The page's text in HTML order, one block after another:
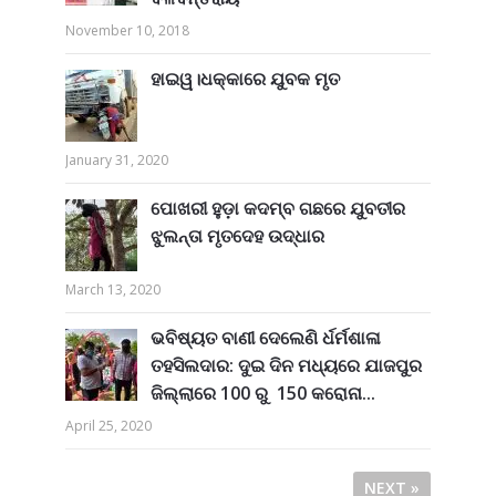
November 10, 2018
ହାଇୱ।ଧକ୍କାରେ ଯୁବକ ମୃତ
January 31, 2020
ପୋଖରୀ ହୁଡ଼ା କଦମ୍ବ ଗଛରେ ଯୁବତୀର
ଝୁଲନ୍ତା ମୃତଦେହ ଉଦ୍ଧାର
March 13, 2020
ଭବିଷ୍ୟତ ବାଣୀ ଦେଲେଣି ର୍ଧର୍ମଶାଳା
ତହସିଲଦାର: ଦୁଇ ଦିନ ମଧ୍ୟରେ ଯାଜପୁର
ଜିଲ୍ଲାରେ 100 ରୁ 150 କରୋନା...
April 25, 2020
NEXT »